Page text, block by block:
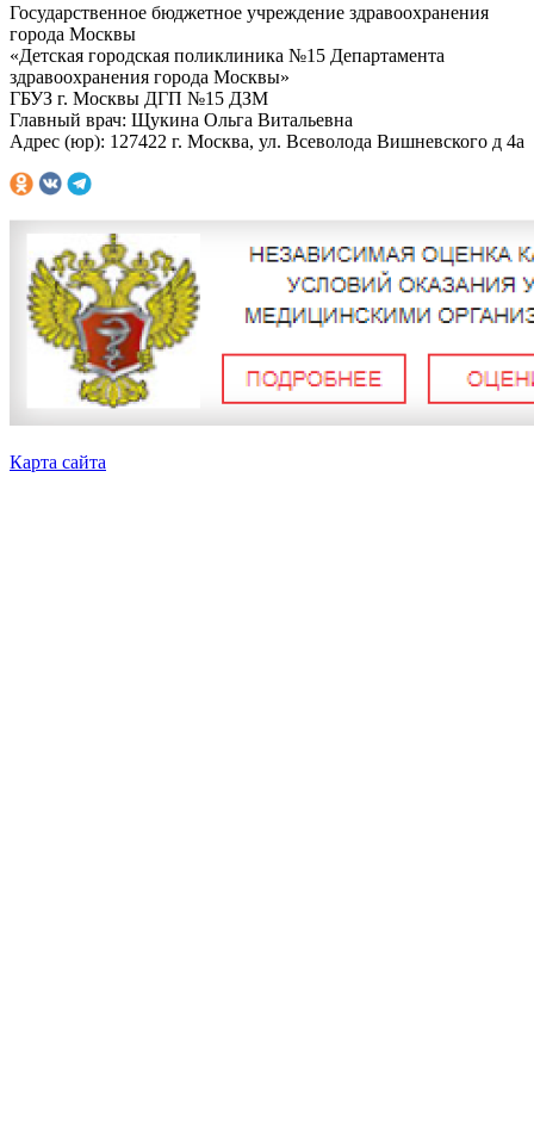
Государственное бюджетное учреждение здравоохранения
города Москвы
«Детская городская поликлиника №15 Департамента
здравоохранения города Москвы»
ГБУЗ г. Москвы ДГП №15 ДЗМ
Главный врач: Щукина Ольга Витальевна
Адрес (юр): 127422 г. Москва, ул. Всеволода Вишневского д 4а
Карта сайта